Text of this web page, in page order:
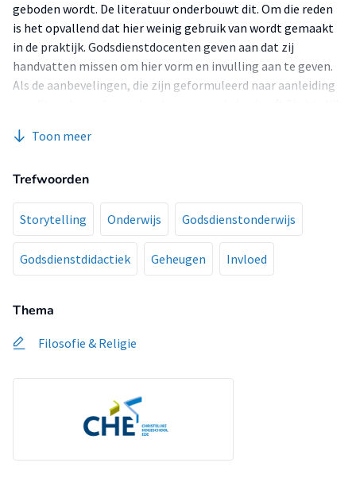
geboden wordt. De literatuur onderbouwt dit. Om die reden
is het opvallend dat hier weinig gebruik van wordt gemaakt
in de praktijk. Godsdienstdocenten geven aan dat zij
handvatten missen om hier vorm en invulling aan te geven.
Als de aanbevelingen, die zijn geformuleerd naar aanleiding
gegeven kan worden en uitgedragen kan worden op de
Toon meer
Trefwoorden
Storytelling Onderwijs Godsdienstonderwijs
Godsdienstdidactiek Geheugen Invloed
Thema
Filosofie & Religie